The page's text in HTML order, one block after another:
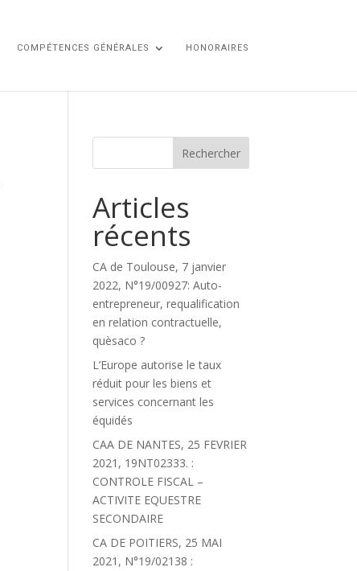
COMPÉTENCES GÉNÉRALES HONORAIRES
Articles
récents
CA de Toulouse, 7 janvier
2022, N°19/00927: Auto-
entrepreneur, requalification
en relation contractuelle,
quèsaco ?
L’Europe autorise le taux
réduit pour les biens et
services concernant les
équidés
CAA DE NANTES, 25 FEVRIER
2021, 19NT02333. :
CONTROLE FISCAL –
ACTIVITE EQUESTRE
SECONDAIRE
CA DE POITIERS, 25 MAI
2021, N°19/02138 :